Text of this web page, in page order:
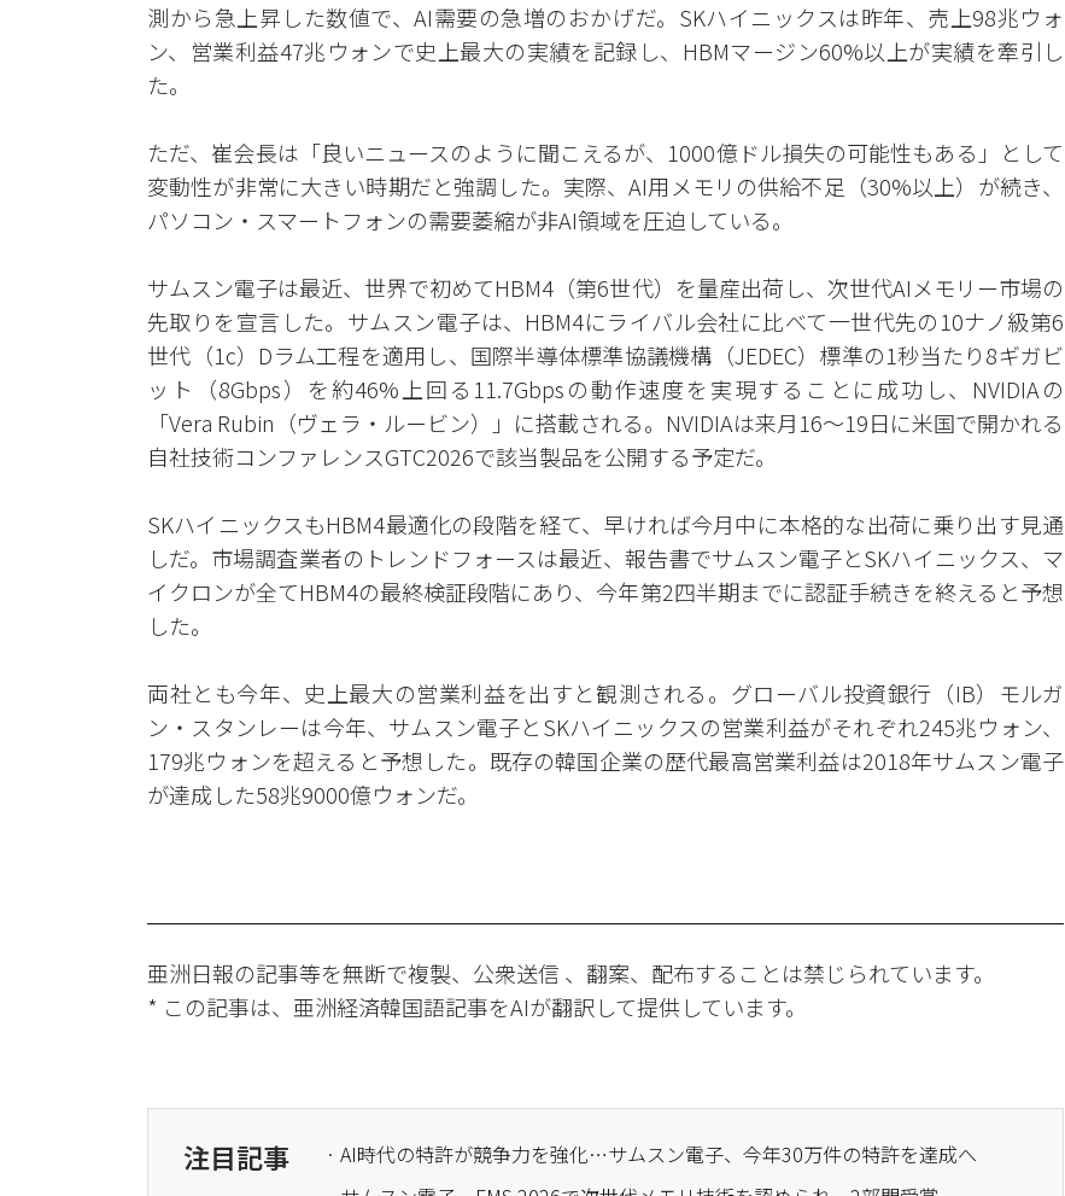
測から急上昇した数値で、AI需要の急増のおかげだ。SKハイニックスは昨年、売上98兆ウォ
ン、営業利益47兆ウォンで史上最大の実績を記録し、HBMマージン60%以上が実績を牽引し
た。
ただ、崔会長は「良いニュースのように聞こえるが、1000億ドル損失の可能性もある」として
変動性が非常に大きい時期だと強調した。実際、AI用メモリの供給不足（30%以上）が続き、
パソコン・スマートフォンの需要萎縮が非AI領域を圧迫している。
サムスン電子は最近、世界で初めてHBM4（第6世代）を量産出荷し、次世代AIメモリー市場の
先取りを宣言した。サムスン電子は、HBM4にライバル会社に比べて一世代先の10ナノ級第6
世代（1c）Dラム工程を適用し、国際半導体標準協議機構（JEDEC）標準の1秒当たり8ギガビ
ット（8Gbps）を約46%上回る11.7Gbpsの動作速度を実現することに成功し、NVIDIAの
「Vera Rubin（ヴェラ・ルービン）」に搭載される。NVIDIAは来月16～19日に米国で開かれる
自社技術コンファレンスGTC2026で該当製品を公開する予定だ。
SKハイニックスもHBM4最適化の段階を経て、早ければ今月中に本格的な出荷に乗り出す見通
しだ。市場調査業者のトレンドフォースは最近、報告書でサムスン電子とSKハイニックス、マ
イクロンが全てHBM4の最終検証段階にあり、今年第2四半期までに認証手続きを終えると予想
した。
両社とも今年、史上最大の営業利益を出すと観測される。グローバル投資銀行（IB）モルガ
ン・スタンレーは今年、サムスン電子とSKハイニックスの営業利益がそれぞれ245兆ウォン、
179兆ウォンを超えると予想した。既存の韓国企業の歴代最高営業利益は2018年サムスン電子
が達成した58兆9000億ウォンだ。
亜洲日報の記事等を無断で複製、公衆送信 、翻案、配布することは禁じられています。
* この記事は、亜洲経済韓国語記事をAIが翻訳して提供しています。
注目記事
· AI時代の特許が競争力を強化…サムスン電子、今年30万件の特許を達成へ